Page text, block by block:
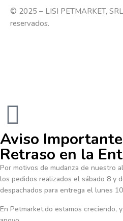
© 2025 – LISI PETMARKET,
reservados.
Aviso
Retraso en la
Por motivos de mudanza de nuestro
los pedidos realizados el sábado 8 y
despachados para entrega el lunes
En Petmarket.do estamos creciendo,